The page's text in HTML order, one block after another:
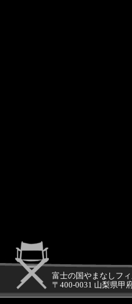
富士の国やまなしフ
〒400-0031 山梨県